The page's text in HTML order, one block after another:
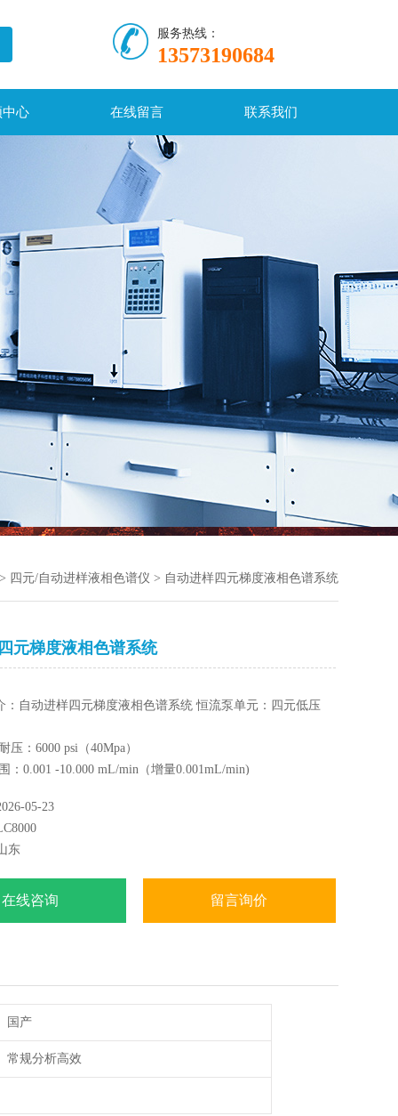
服务热线：
13573190684
心 在线留言 联系我们
四元/自动进样液相色谱仪 > 自动进样四元梯度液相色谱系统
元梯度液相色谱系统
：自动进样四元梯度液相色谱系统 恒流泵单元：四元低压
：6000 psi（40Mpa）
：0.001 -10.000 mL/min（增量0.001mL/min)
度：±0.2%
：≤1%
度：±0.5%
性：≤0.1%
05-23
东
在线咨询 留言询价
国产
常规分析高效